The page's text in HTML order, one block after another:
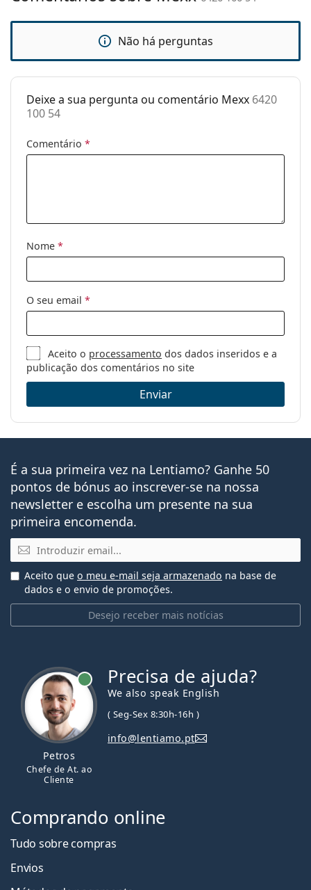
Estojo:
Sim
limpeza:
Sim
Outros
Género:
Mulher
Marca:
Não há perguntas
Deixe a sua pergunta ou comentário Mexx 6420
100 54
Comentário *
Nome *
O seu email *
Aceito o processamento dos dados inseridos e a
publicação dos comentários no site
Enviar
É a sua primeira vez na Lentiamo? Ganhe 50
pontos de bónus ao inscrever-se na nossa
newsletter e escolha um presente na sua
primeira encomenda.
Email
Desejo receber mais notícias
Aceito que o meu e-mail seja armazenado na base de
dados e o envio de promoções.
Petros
Chefe de At. ao
Cliente
Precisa de ajuda?
We also speak English
( Seg-Sex 8:30h-16h )
info@lentiamo.pt
Comprando online
Tudo sobre compras
Envios